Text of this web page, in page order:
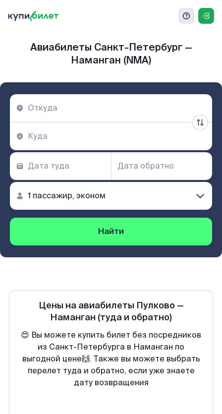
Авиабилеты Санкт-Петербург —
Наманган (NMA)
Найти
Цены на авиабилеты Пулково—
Наманган (туда и обратно)
😍 Вы можете купить билет без посредников
из Санкт-Петербурга в Наманган по
выгодной цене🙌. Также вы можете выбрать
перелет туда и обратно, если уже знаете
дату возвращения